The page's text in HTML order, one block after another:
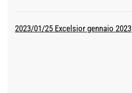
2023/01/25 Excelsior gennaio 2023